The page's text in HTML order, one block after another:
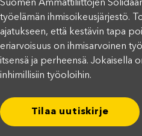
Suomen Ammattiliittojen
työelämän ihmisoikeusjärjestö.
ajatukseen, että kestävin tapa
eriarvoisuus on ihmisarvoinen
itsensä ja perheensä. Jokaisella
inhimillisiin työoloihin.
Tilaa uutiskirje